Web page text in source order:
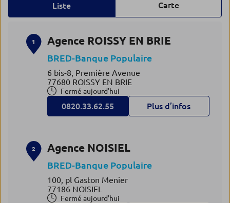
Liste Carte
1 Agence ROISSY EN BRIE
BRED-Banque Populaire
6 bis-8, Première Avenue
77680 ROISSY EN BRIE
Fermé aujourd'hui
0820.33.62.55 Plus d’infos
2 Agence NOISIEL
BRED-Banque Populaire
100, pl Gaston Menier
77186 NOISIEL
Fermé aujourd'hui